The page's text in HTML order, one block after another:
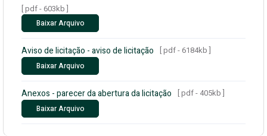
[ pdf - 603kb ]
Baixar Arquivo
Aviso de licitação - aviso de licitação [ pdf - 6184kb ]
Baixar Arquivo
Anexos - parecer da abertura da licitação [ pdf - 405kb ]
Baixar Arquivo